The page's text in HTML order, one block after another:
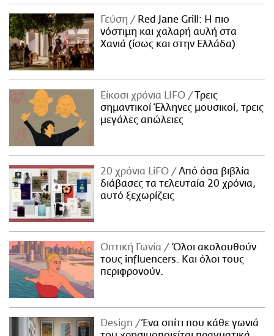
NEWSLETTER
ΜΙΚΡΟΠΡΑΓΜΑΤΑ
THE GOOD LIFO
LIFOLAND
CITY GUIDE
ΑΜΠΑ
PRINT
Γεύση
Red Jane Grill: Η πιο
νόστιμη και χαλαρή αυλή στα
Χανιά (ίσως και στην Ελλάδα)
Είκοσι χρόνια LIFO
Tρεις
σημαντικοί Έλληνες μουσικοί, τρεις
μεγάλες απώλειες
20 χρόνια LiFO
Από όσα βιβλία
διάβασες τα τελευταία 20 χρόνια,
αυτό ξεχωρίζεις
Οπτική Γωνία
Όλοι ακολουθούν
τους influencers. Και όλοι τους
περιφρονούν.
Design
Ένα σπίτι που κάθε γωνιά